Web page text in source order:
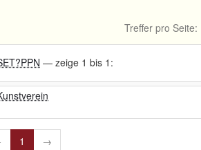
Treffer pro Seite:
— zeige 1 bis 1:
1 →